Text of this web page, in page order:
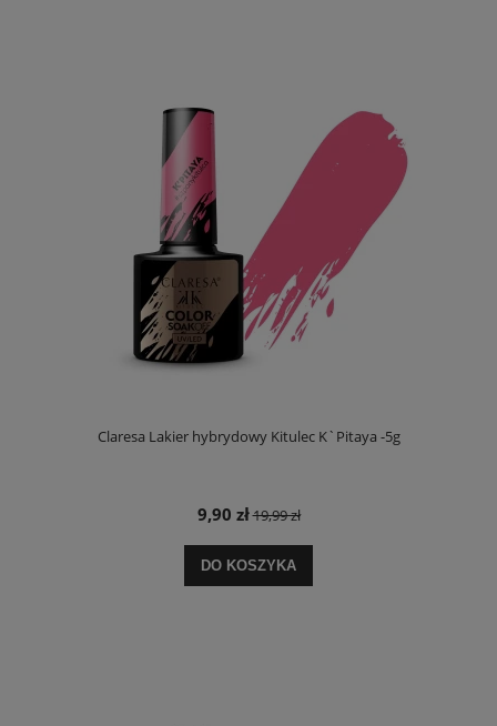
Claresa Lakier hybrydowy Kitulec K`Pitaya -5g
9,90 zł19,99 zł
DO KOSZYKA